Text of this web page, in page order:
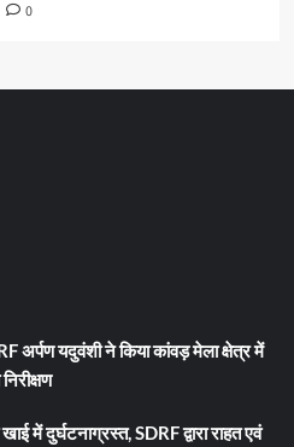
0
यदुवंशी ने किया कांवड़ मेला क्षेत्र में
में दुर्घटनाग्रस्त, SDRF द्वारा राहत एवं